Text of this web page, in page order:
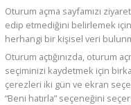
Oturum açma sayfamızı
edip etmediğini belirlemek
herhangi bir kişisel veri
Oturum açtığınızda, oturum
seçiminizi kaydetmek için
çerezleri iki gün ve ekran
“Beni hatırla” seçeneğini